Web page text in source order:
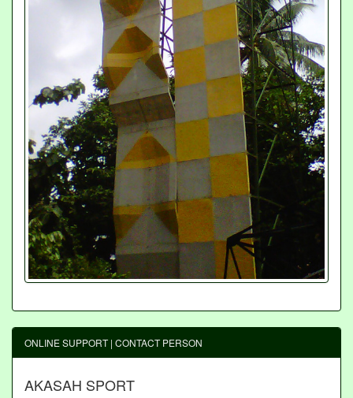
ONLINE SUPPORT | CONTACT PERSON
AKASAH SPORT